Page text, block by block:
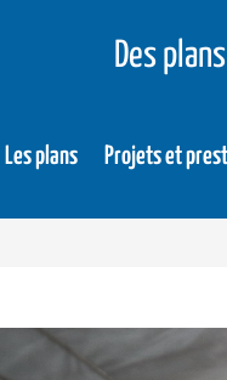
Des
Les plans Projets et